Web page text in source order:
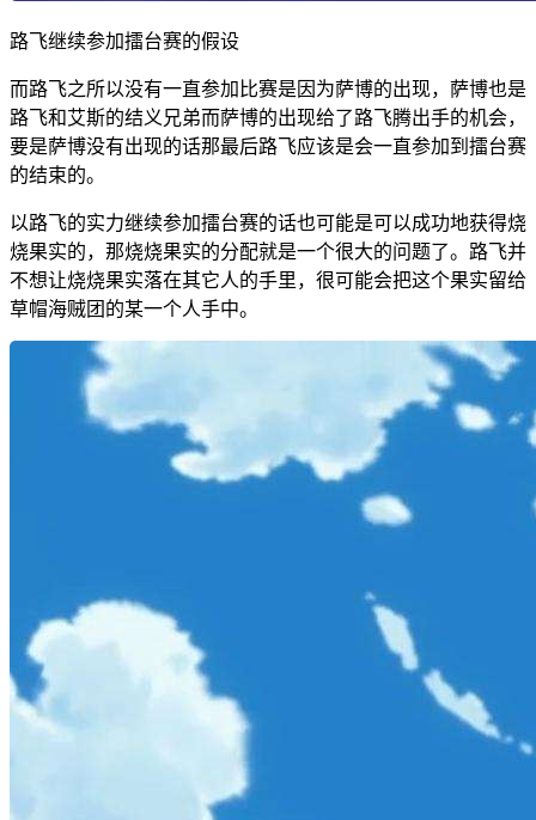
路飞继续参加擂台赛的假设
而路飞之所以没有一直参加比赛是因为萨博的出现，萨博也是
路飞和艾斯的结义兄弟而萨博的出现给了路飞腾出手的机会，
要是萨博没有出现的话那最后路飞应该是会一直参加到擂台赛
的结束的。
以路飞的实力继续参加擂台赛的话也可能是可以成功地获得烧
烧果实的，那烧烧果实的分配就是一个很大的问题了。路飞并
不想让烧烧果实落在其它人的手里，很可能会把这个果实留给
草帽海贼团的某一个人手中。